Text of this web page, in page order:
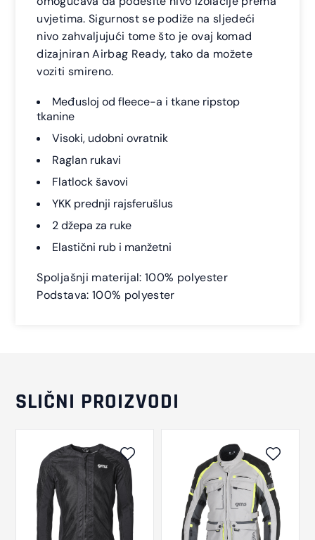
uvjetima. Sigurnost se podiže na sljedeći
nivo zahvaljujući tome što je ovaj komad
dizajniran Airbag Ready, tako da možete
voziti smireno.
Međusloj od fleece-a i tkane ripstop
tkanine
Visoki, udobni ovratnik
Raglan rukavi
Flatlock šavovi
YKK prednji rajsferušlus
2 džepa za ruke
Elastični rub i manžetni
Spoljašnji materijal: 100% polyester
Podstava: 100% polyester
SLIČNI PROIZVODI